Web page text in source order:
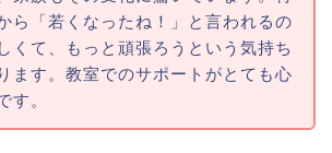
ら「若くなったね！」と言われるの
くて、もっと頑張ろうという気持ち
ます。教室でのサポートがとても心
す。